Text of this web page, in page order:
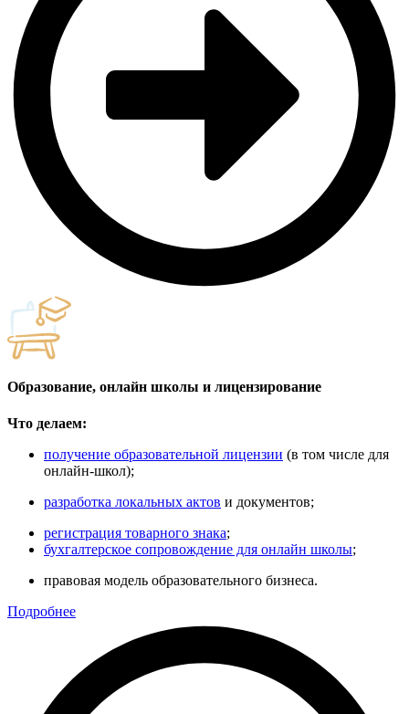
Образование, онлайн школы и лицензирование
Что делаем:
получение образовательной лицензии (в том числе для
онлайн-школ);
разработка локальных актов и документов;
регистрация товарного знака;
бухгалтерское сопровождение для онлайн школы;
правовая модель образовательного бизнеса.
Подробнее